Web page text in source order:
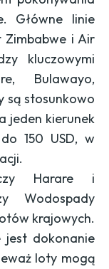
Główne linie
i Air
kluczowymi
Bulawayo,
są stosunkowo
jeden kierunek
150 USD, w
Harare i
Wodospady
krajowych.
jest dokonanie
loty mogą